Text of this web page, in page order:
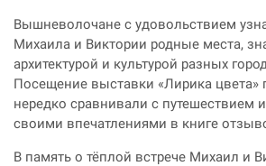
Вышневолочане с удовольствием
Михаила и Виктории родные места,
архитектурой и культурой разных
Посещение выставки «Лирика цвета»
нередко сравнивали с путешествием
своими впечатлениями в книге
В память о тёплой встрече Михаил и